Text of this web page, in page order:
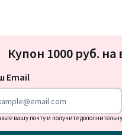
на
Купон 1000 руб. на
Email
вашу почту и получите